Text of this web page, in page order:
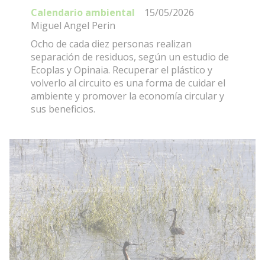
Miguel Angel Perin
Calendario ambiental 15/05/2026
Ocho de cada diez personas realizan
separación de residuos, según un estudio de
Ecoplas y Opinaia. Recuperar el plástico y
volverlo al circuito es una forma de cuidar el
ambiente y promover la economía circular y
sus beneficios.